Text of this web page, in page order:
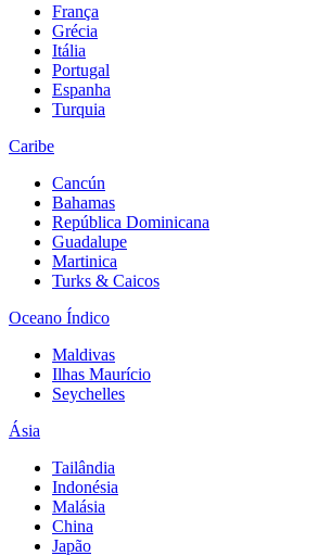
França
Grécia
Itália
Portugal
Espanha
Turquia
Caribe
Cancún
Bahamas
República Dominicana
Guadalupe
Martinica
Turks & Caicos
Oceano Índico
Maldivas
Ilhas Maurício
Seychelles
Ásia
Tailândia
Indonésia
Malásia
China
Japão